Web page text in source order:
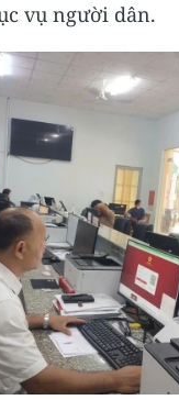
vụ người dân.